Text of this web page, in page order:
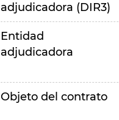
adjudicadora (DIR3)
Entidad
adjudicadora
Objeto del contrato